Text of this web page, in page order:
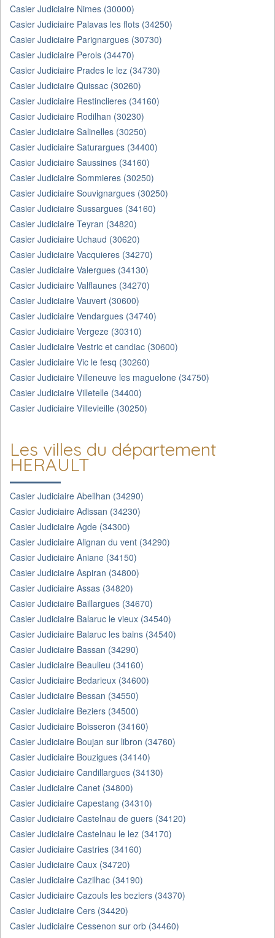
Casier Judiciaire Nimes (30000)
Casier Judiciaire Palavas les flots (34250)
Casier Judiciaire Parignargues (30730)
Casier Judiciaire Perols (34470)
Casier Judiciaire Prades le lez (34730)
Casier Judiciaire Quissac (30260)
Casier Judiciaire Restinclieres (34160)
Casier Judiciaire Rodilhan (30230)
Casier Judiciaire Salinelles (30250)
Casier Judiciaire Saturargues (34400)
Casier Judiciaire Saussines (34160)
Casier Judiciaire Sommieres (30250)
Casier Judiciaire Souvignargues (30250)
Casier Judiciaire Sussargues (34160)
Casier Judiciaire Teyran (34820)
Casier Judiciaire Uchaud (30620)
Casier Judiciaire Vacquieres (34270)
Casier Judiciaire Valergues (34130)
Casier Judiciaire Valflaunes (34270)
Casier Judiciaire Vauvert (30600)
Casier Judiciaire Vendargues (34740)
Casier Judiciaire Vergeze (30310)
Casier Judiciaire Vestric et candiac (30600)
Casier Judiciaire Vic le fesq (30260)
Casier Judiciaire Villeneuve les maguelone (34750)
Casier Judiciaire Villetelle (34400)
Casier Judiciaire Villevieille (30250)
Les villes du département
HERAULT
Casier Judiciaire Abeilhan (34290)
Casier Judiciaire Adissan (34230)
Casier Judiciaire Agde (34300)
Casier Judiciaire Alignan du vent (34290)
Casier Judiciaire Aniane (34150)
Casier Judiciaire Aspiran (34800)
Casier Judiciaire Assas (34820)
Casier Judiciaire Baillargues (34670)
Casier Judiciaire Balaruc le vieux (34540)
Casier Judiciaire Balaruc les bains (34540)
Casier Judiciaire Bassan (34290)
Casier Judiciaire Beaulieu (34160)
Casier Judiciaire Bedarieux (34600)
Casier Judiciaire Bessan (34550)
Casier Judiciaire Beziers (34500)
Casier Judiciaire Boisseron (34160)
Casier Judiciaire Boujan sur libron (34760)
Casier Judiciaire Bouzigues (34140)
Casier Judiciaire Candillargues (34130)
Casier Judiciaire Canet (34800)
Casier Judiciaire Capestang (34310)
Casier Judiciaire Castelnau de guers (34120)
Casier Judiciaire Castelnau le lez (34170)
Casier Judiciaire Castries (34160)
Casier Judiciaire Caux (34720)
Casier Judiciaire Cazilhac (34190)
Casier Judiciaire Cazouls les beziers (34370)
Casier Judiciaire Cers (34420)
Casier Judiciaire Cessenon sur orb (34460)